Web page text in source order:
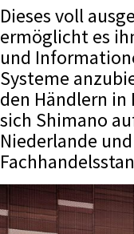
Dieses voll
ermöglicht es
und
Systeme
den Händlern
sich Shimano
Niederlande